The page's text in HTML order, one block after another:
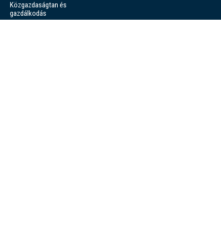
Közgazdaságtan és
gazdálkodás